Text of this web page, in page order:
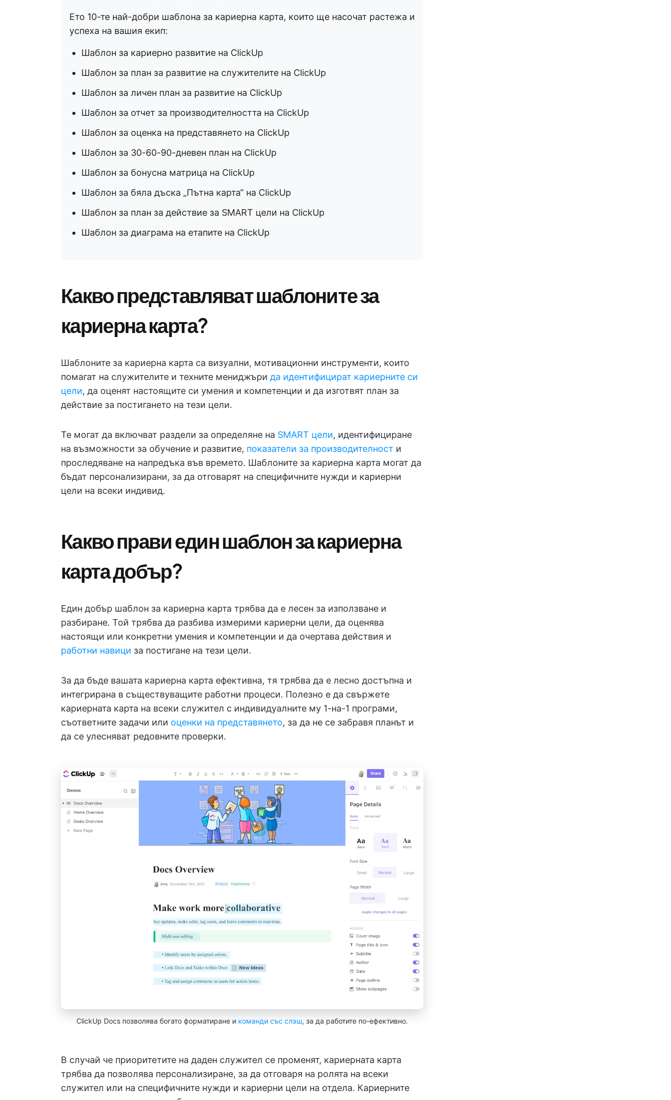
Ето 10-те най-добри шаблона за кариерна карта, които ще насочат растежа и
успеха на вашия екип:
Шаблон за кариерно развитие на ClickUp
Шаблон за план за развитие на служителите на ClickUp
Шаблон за личен план за развитие на ClickUp
Шаблон за отчет за производителността на ClickUp
Шаблон за оценка на представянето на ClickUp
Шаблон за 30-60-90-дневен план на ClickUp
Шаблон за бонусна матрица на ClickUp
Шаблон за бяла дъска „Пътна карта“ на ClickUp
Шаблон за план за действие за SMART цели на ClickUp
Шаблон за диаграма на етапите на ClickUp
Какво представляват шаблоните за
кариерна карта?
Шаблоните за кариерна карта са визуални, мотивационни инструменти, които
помагат на служителите и техните мениджъри да идентифицират кариерните си
цели, да оценят настоящите си умения и компетенции и да изготвят план за
действие за постигането на тези цели.
Те могат да включват раздели за определяне на SMART цели, идентифициране
на възможности за обучение и развитие, показатели за производителност и
проследяване на напредъка във времето. Шаблоните за кариерна карта могат да
бъдат персонализирани, за да отговарят на специфичните нужди и кариерни
цели на всеки индивид.
Какво прави един шаблон за кариерна
карта добър?
Един добър шаблон за кариерна карта трябва да е лесен за използване и
разбиране. Той трябва да разбива измерими кариерни цели, да оценява
настоящи или конкретни умения и компетенции и да очертава действия и
работни навици за постигане на тези цели.
За да бъде вашата кариерна карта ефективна, тя трябва да е лесно достъпна и
интегрирана в съществуващите работни процеси. Полезно е да свържете
кариерната карта на всеки служител с индивидуалните му 1-на-1 програми,
съответните задачи или оценки на представянето, за да не се забравя планът и
да се улесняват редовните проверки.
ClickUp Docs позволява богато форматиране и команди със слэш, за да работите по-ефективно.
В случай че приоритетите на даден служител се променят, кариерната карта
трябва да позволява персонализиране, за да отговаря на ролята на всеки
служител или на специфичните нужди и кариерни цели на отдела. Кариерните